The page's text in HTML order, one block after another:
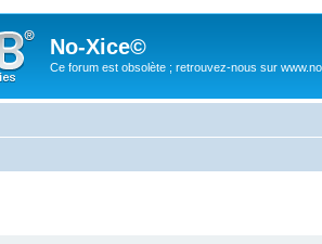
No-Xice©
Ce forum est obsolète ; retrouvez-nous sur